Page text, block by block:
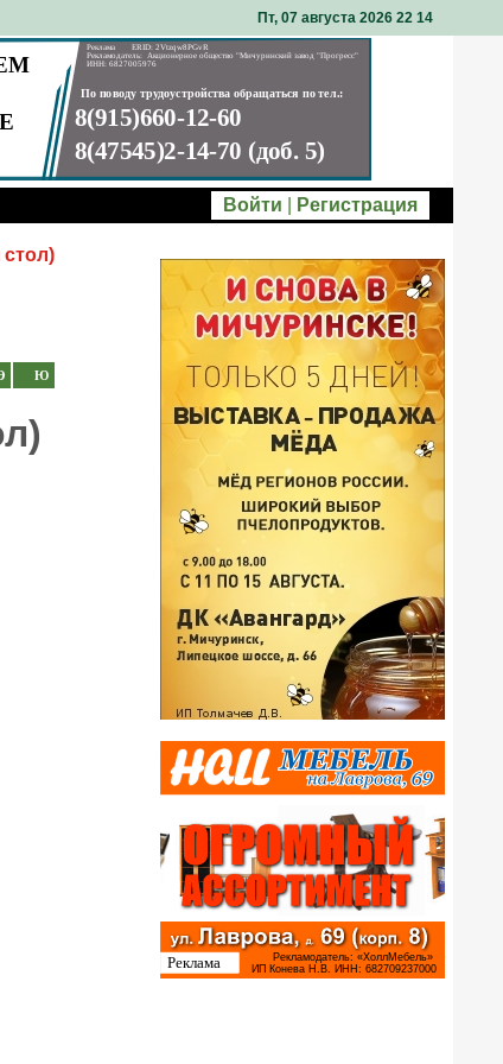
Пт, 07 августа 2026 22 14
Войти Регистрация
Ю